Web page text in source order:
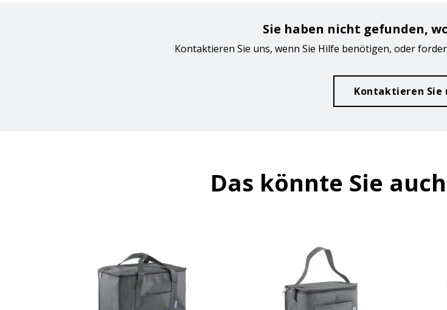
Sie haben nicht gefunden,
Kontaktieren Sie uns, wenn Sie Hilfe benötigen, oder
Kontaktieren Sie
Das könnte Sie